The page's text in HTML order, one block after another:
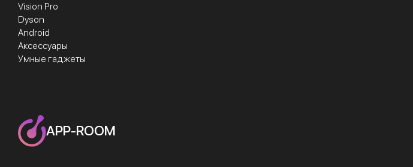
Vision Pro
Dyson
Android
Аксессуары
Умные гаджеты
APP-ROOM